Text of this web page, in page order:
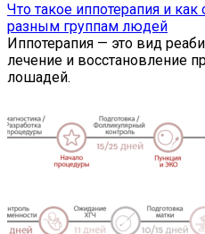
Что такое иппотерапия и
разным группам людей
Иппотерапия — это вид
лечение и восстановление
лошадей.